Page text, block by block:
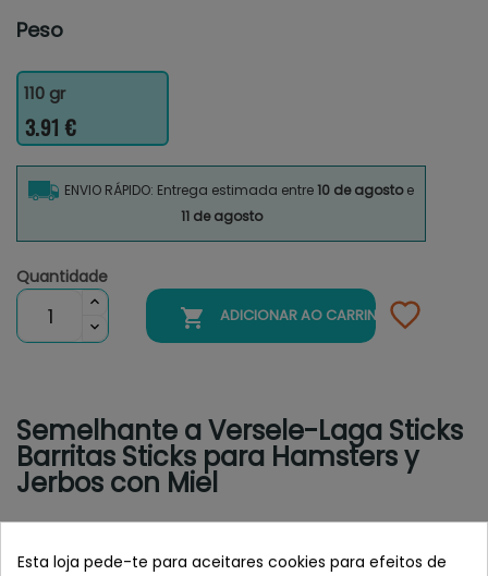
Peso
110 gr
3.91 €
ENVIO RÁPIDO: Entrega estimada entre10 de agostoe
11 de agosto
Quantidade
 ADICIONAR AO CARRINHO
Semelhante a Versele-Laga Sticks
Barritas Sticks para Hamsters y
Jerbos con Miel
Esta loja pede-te para aceitares cookies para efeitos de